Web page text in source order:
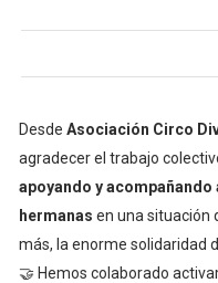
Desde Asociación Circo
agradecer el trabajo
apoyando y
hermanas en una situación
más, la enorme solidaridad
🤝 Hemos colaborado